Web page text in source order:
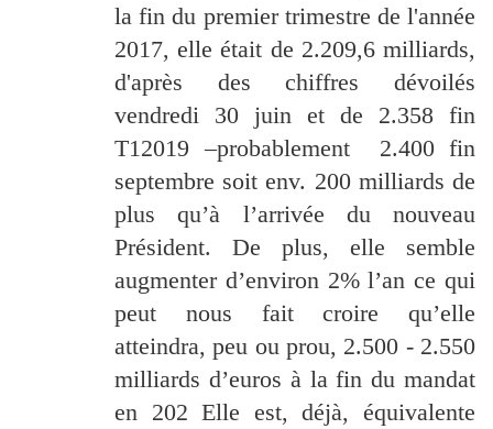
la fin du premier trimestre de l'année
2017, elle était de 2.209,6 milliards,
d'après des chiffres dévoilés
vendredi 30 juin et de 2.358 fin
T12019 –probablement 2.400 fin
septembre soit env. 200 milliards de
plus qu’à l’arrivée du nouveau
Président. De plus, elle semble
augmenter d’environ 2% l’an ce qui
peut nous fait croire qu’elle
atteindra, peu ou prou, 2.500 - 2.550
milliards d’euros à la fin du mandat
en 202 Elle est, déjà, équivalente